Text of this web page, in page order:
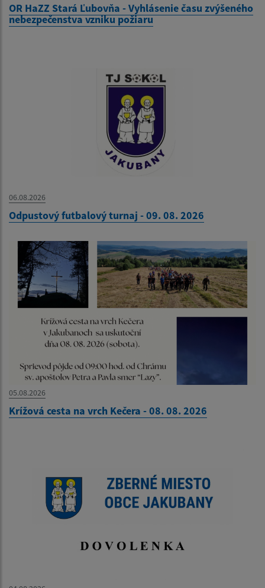
OR HaZZ Stará Ľubovňa - Vyhlásenie času zvýšeného
nebezpečenstva vzniku požiaru
06.08.2026
Odpustový futbalový turnaj - 09. 08. 2026
05.08.2026
Krížová cesta na vrch Kečera - 08. 08. 2026